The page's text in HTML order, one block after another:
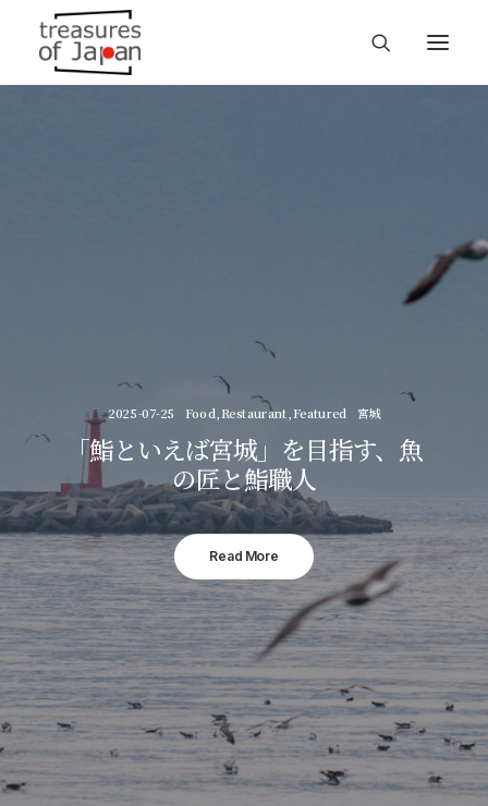
2025-07-25 Food Restaurant Featured 宮城
「鮨といえば宮城」を目指す、魚
の匠と鮨職人
Read More